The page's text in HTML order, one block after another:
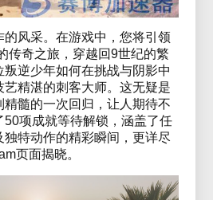
的风采。在游戏中，您将引领
传奇之旅，穿越回9世纪的繁
逆少年如何在挑战与阴影中
艺精湛的刺客大师。这无疑是
精髓的一次回归，让人期待不
50项成就等待解锁，涵盖了任
特动作的精彩瞬间，更详尽
页面揭晓。